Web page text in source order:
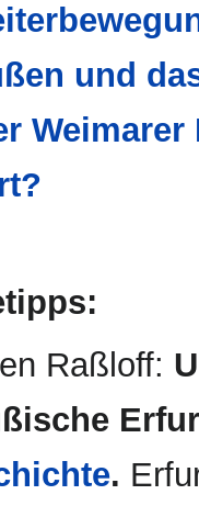
und
Weimarer
Raßloff:
.